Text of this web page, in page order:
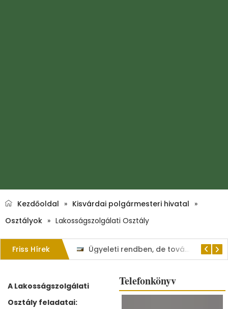
Kezdőoldal » Kisvárdai polgármesteri hivatal »
Osztályok » Lakosságszolgálati Osztály
Friss Hírek Ügyeleti rendben, de továbbra is a lakosság szolgálatában tart nyitva a Kisvárdai Polgármesteri Hivatal
A Lakosságszolgálati
Osztály feladatai:
Telefonkönyv